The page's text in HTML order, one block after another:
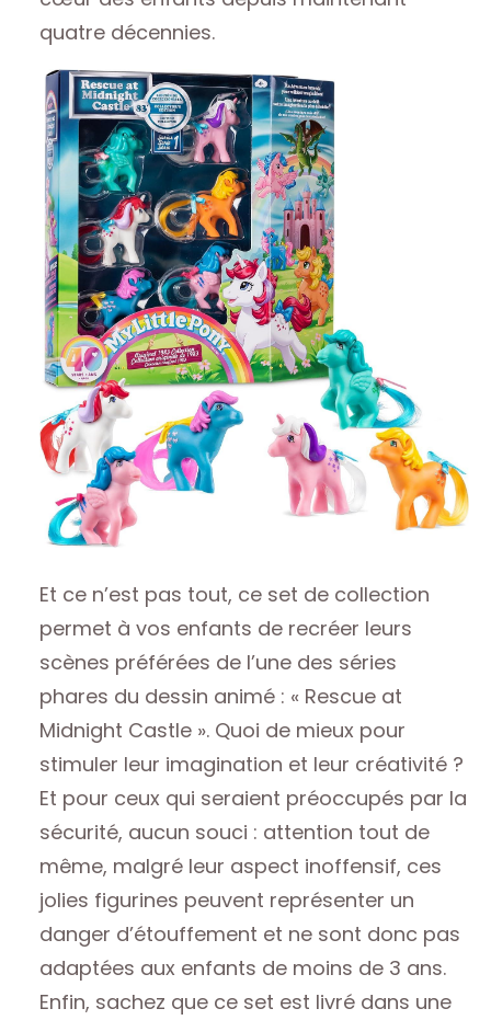
quatre décennies.
Et ce n’est pas tout, ce set de collection
permet à vos enfants de recréer leurs
scènes préférées de l’une des séries
phares du dessin animé : « Rescue at
Midnight Castle ». Quoi de mieux pour
stimuler leur imagination et leur créativité ?
Et pour ceux qui seraient préoccupés par la
sécurité, aucun souci : attention tout de
même, malgré leur aspect inoffensif, ces
jolies figurines peuvent représenter un
danger d’étouffement et ne sont donc pas
adaptées aux enfants de moins de 3 ans.
Enfin, sachez que ce set est livré dans une